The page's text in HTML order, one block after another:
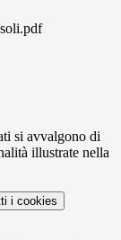
si avvalgono di
illustrate nella
i cookies